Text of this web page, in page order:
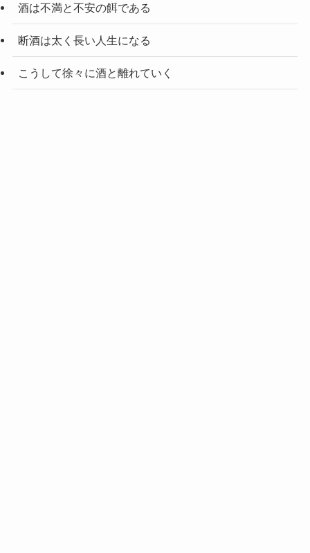
酒は不満と不安の餌である
断酒は太く長い人生になる
こうして徐々に酒と離れていく